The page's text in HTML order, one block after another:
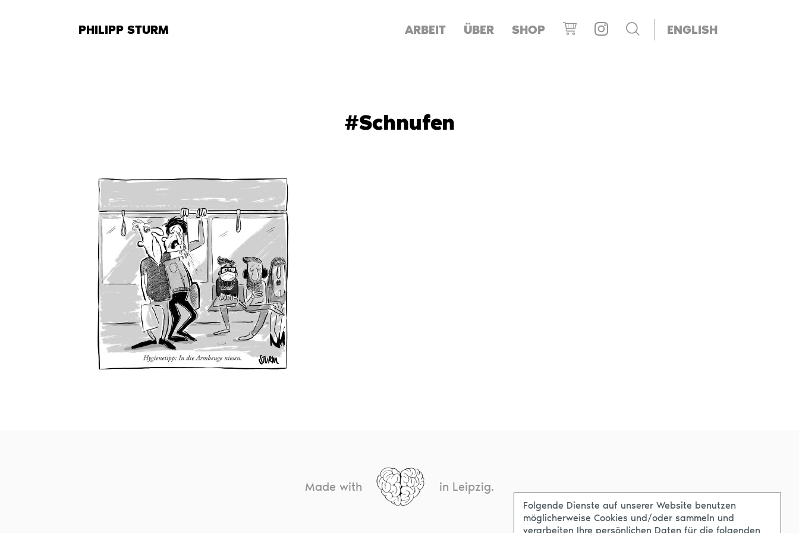
PHILIPP STURM ARBEIT ÜBER SHOP ENGLISH
#Schnufen
Made with in Leipzig.
Folgende Dienste auf unserer Website benutzen
möglicherweise Cookies und/oder sammeln und
verarbeiten Ihre persönlichen Daten für die folgenden